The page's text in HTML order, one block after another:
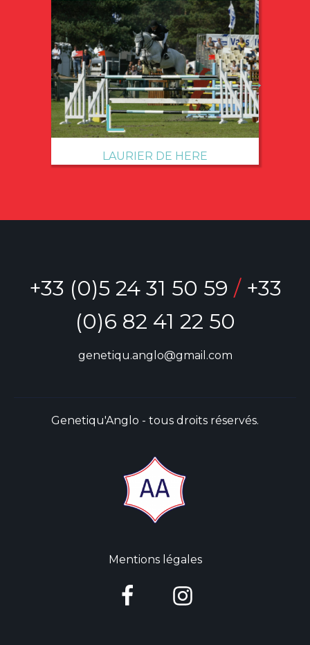
LAURIER DE HERE
→
+33 (0)5 24 31 50 59 / +33
(0)6 82 41 22 50
genetiqu.anglo@gmail.com
Genetiqu'Anglo - tous droits réservés.
Mentions légales